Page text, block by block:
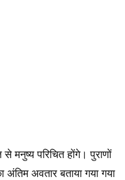
परिचित होंगे। पुराणों
अवतार बताया गया गया